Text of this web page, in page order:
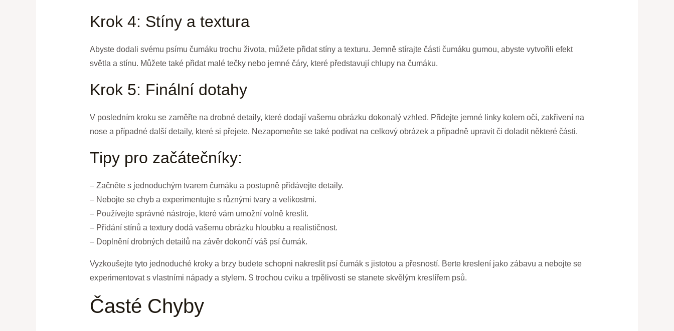
Krok 4: Stíny a textura
Abyste dodali svému psímu čumáku trochu života, můžete přidat stíny a texturu. Jemně stírajte části čumáku gumou, abyste vytvořili efekt
světla a stínu. Můžete také přidat malé tečky nebo jemné čáry, které představují chlupy na čumáku.
Krok 5: Finální dotahy
V posledním kroku se zaměřte na drobné detaily, které dodají vašemu obrázku dokonalý vzhled. Přidejte jemné linky kolem očí, zakřivení na
nose a případné další detaily, které si přejete. Nezapomeňte se také podívat na celkový obrázek a případně upravit či doladit některé části.
Tipy pro začátečníky:
– Začněte s jednoduchým tvarem čumáku a postupně přidávejte detaily.
– Nebojte se chyb a experimentujte s různými tvary a velikostmi.
– Používejte správné nástroje, které vám umožní volně kreslit.
– Přidání stínů a textury dodá vašemu obrázku hloubku a realističnost.
– Doplnění drobných detailů na závěr dokončí váš psí čumák.
Vyzkoušejte tyto jednoduché kroky a brzy budete schopni nakreslit psí čumák s jistotou a přesností. Berte kreslení jako zábavu a nebojte se
experimentovat s vlastními nápady a stylem. S trochou cviku a trpělivosti se stanete skvělým kreslířem psů.
Časté Chyby